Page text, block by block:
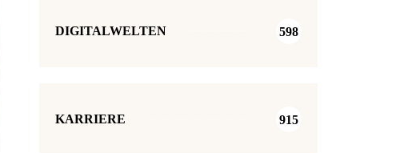
DIGITALWELTEN 598
KARRIERE 915